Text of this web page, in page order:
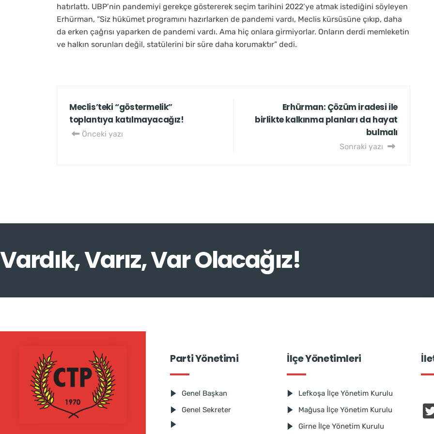
hatırlattı. UBP’nin pandemiyi gerekçe göstererek seçim tarihini 2022’ye atmak istediğini söyleyen
Erhürman, “Siz hükümet programını hazırlarken de pandemi vardı, Meclis kürsüsüne çıkıp, daha
da erken çağrısı yaparken de pandemi vardı. Ama hiç onlara girmiyorlar. Onların derdi memleketin
ve halkın sorunları değil, statülerini bir süre daha korumaktır” dedi.
Meclis’teki “göstermelik”
toplantıya katılmayacağız!
Önceki yazı
Erhürman: Çözüm iradesi ile
birlikte kalkınma planları da hayat
bulmalı
Sonraki yazı
Vardık, Varız, Var Olacağız!
Parti Yönetimi
Genel Başkan
Genel Sekreter
İlçe Yönetimleri
Lefkoşa İlçe Yönetim Kurulu
Mağusa İlçe Yönetim Kurulu
Girne İlçe Yönetim Kurulu